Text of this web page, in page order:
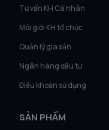
Tư vấn KH Cá nhân
Môi giới KH tổ chức
Quản lý gia sản
Ngân hàng đầu tư
Điều khoản sử dụng
SẢN PHẨM